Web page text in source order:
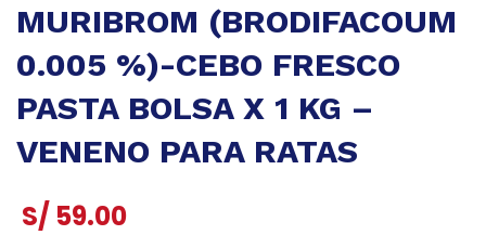
MURIBROM (BRODIFACOUM
0.005 %)-CEBO FRESCO
PASTA BOLSA X 1 KG –
VENENO PARA RATAS
S/ 59.00